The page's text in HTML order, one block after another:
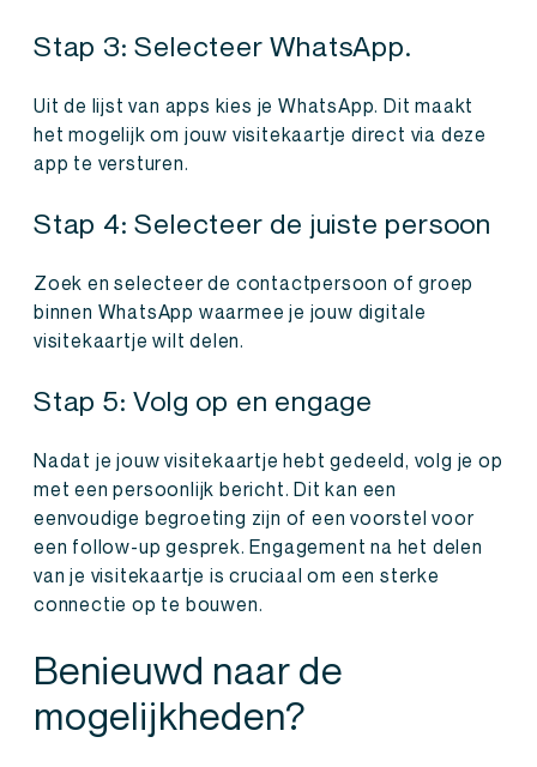
Stap 3: Selecteer WhatsApp.
Uit de lijst van apps kies je WhatsApp. Dit maakt
het mogelijk om jouw visitekaartje direct via deze
app te versturen.
Stap 4: Selecteer de juiste persoon
Zoek en selecteer de contactpersoon of groep
binnen WhatsApp waarmee je jouw digitale
visitekaartje wilt delen.
Stap 5: Volg op en engage
Nadat je jouw visitekaartje hebt gedeeld, volg je op
met een persoonlijk bericht. Dit kan een
eenvoudige begroeting zijn of een voorstel voor
een follow-up gesprek. Engagement na het delen
van je visitekaartje is cruciaal om een sterke
connectie op te bouwen.
Benieuwd naar de
mogelijkheden?